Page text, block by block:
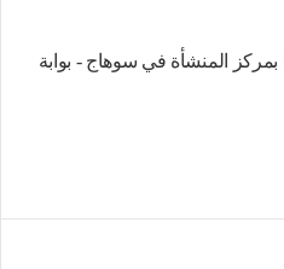
المنشأة في سوهاج - بوابة